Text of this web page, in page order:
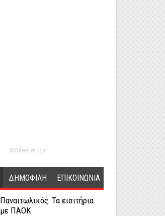
RSS Feed Widget
ΔΗΜΟΦΙΛΗ ΕΠΙΚΟΙΝΩΝΙΑ
Παναιτωλικός: Τα εισιτήρια
με ΠΑΟΚ